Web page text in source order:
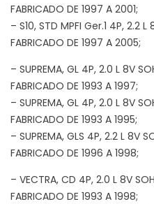
FABRICADO DE 1997 A 2001;
– S10, STD MPFI Ger.1 4P, 2.2
FABRICADO DE 1997 A 2005;
– SUPREMA, GL 4P, 2.0 L 8V
FABRICADO DE 1993 A 1997;
– SUPREMA, GL 4P, 2.0 L 8V
FABRICADO DE 1993 A 1995;
– SUPREMA, GLS 4P, 2.2 L 8V
FABRICADO DE 1996 A 1998;
– VECTRA, CD 4P, 2.0 L 8V
FABRICADO DE 1993 A 1998;